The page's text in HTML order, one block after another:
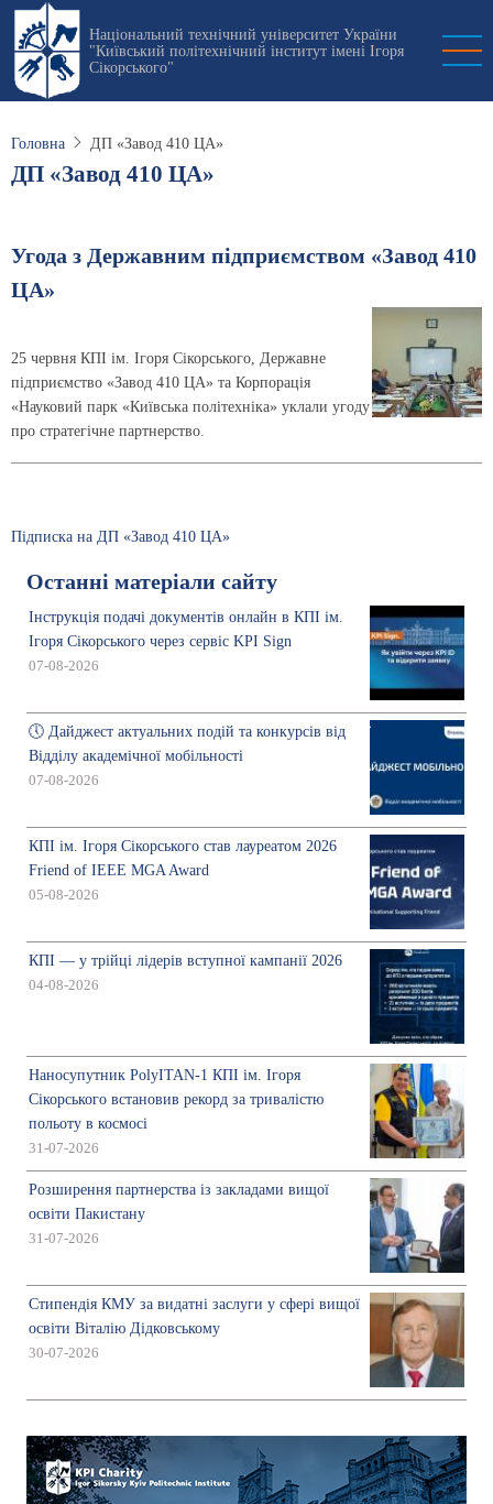
Перейти
основного
вмісту
Національний технічний університет України
"Київський політехнічний інститут імені Ігоря
Сікорського"
Головна ДП «Завод 410 ЦА»
ДП «Завод 410 ЦА»
Угода з Державним підприємством «Завод 410
ЦА»
25 червня КПІ ім. Ігоря Сікорського, Державне
підприємство «Завод 410 ЦА» та Корпорація
«Науковий парк «Київська політехніка» уклали угоду
про стратегічне партнерство.
Підписка на ДП «Завод 410 ЦА»
Останні матеріали сайту
Інструкція подачі документів онлайн в КПІ ім.
Ігоря Сікорського через сервіс KPI Sign
07-08-2026
🕔 Дайджест актуальних подій та конкурсів від
Відділу академічної мобільності
07-08-2026
КПІ ім. Ігоря Сікорського став лауреатом 2026
Friend of IEEE MGA Award
05-08-2026
КПІ — у трійці лідерів вступної кампанії 2026
04-08-2026
Наносупутник PolyITAN-1 КПІ ім. Ігоря
Сікорського встановив рекорд за тривалістю
польоту в космосі
31-07-2026
Розширення партнерства із закладами вищої
освіти Пакистану
31-07-2026
Стипендія КМУ за видатні заслуги у сфері вищої
освіти Віталію Дідковському
30-07-2026